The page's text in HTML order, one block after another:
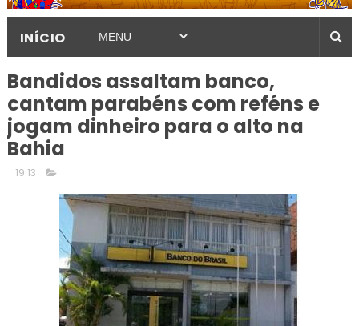
INÍCIO
Bandidos assaltam banco,
cantam parabéns com reféns e
jogam dinheiro para o alto na
Bahia
19:13